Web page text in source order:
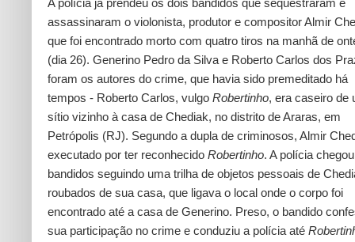
A polícia já prendeu os dois bandidos que sequestraram e
assassinaram o violonista, produtor e compositor Almir
que foi encontrado morto com quatro tiros na manhã de
(dia 26). Generino Pedro da Silva e Roberto Carlos dos
foram os autores do crime, que havia sido premeditado há
tempos - Roberto Carlos, vulgo Robertinho, era caseiro de
sítio vizinho à casa de Chediak, no distrito de Araras, em
Petrópolis (RJ). Segundo a dupla de criminosos, Almir
executado por ter reconhecido Robertinho. A polícia
bandidos seguindo uma trilha de objetos pessoais de
roubados de sua casa, que ligava o local onde o corpo foi
encontrado até a casa de Generino. Preso, o bandido
sua participação no crime e conduziu a polícia até